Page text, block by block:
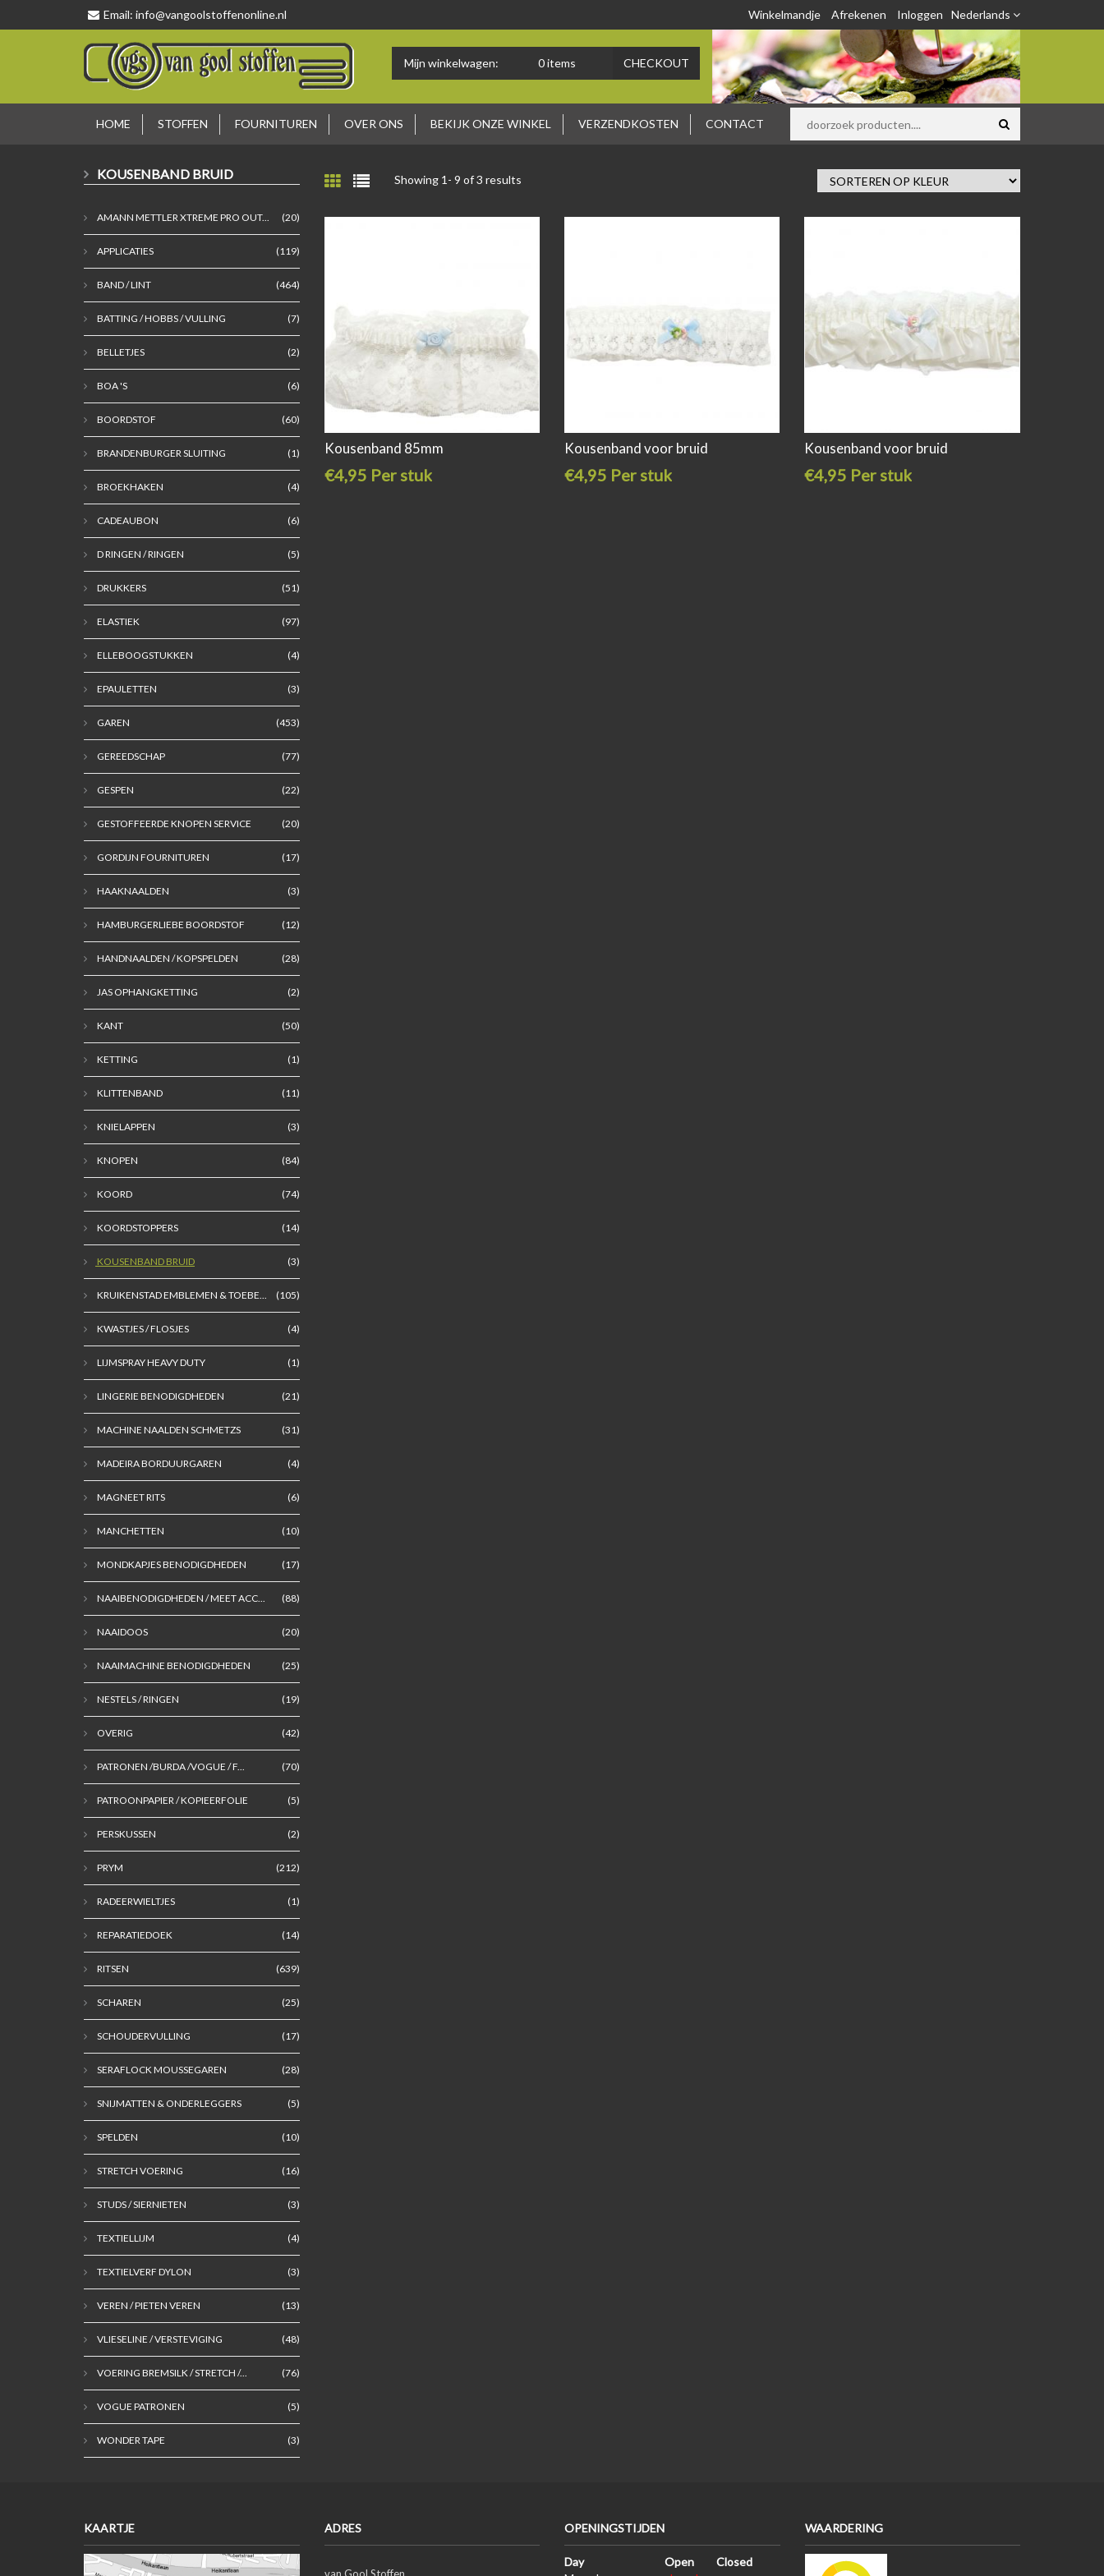
Email: info@vangoolstoffenonline.nl Nederlands
Winkelmandje Afrekenen Inloggen
Mijn winkelwagen: 0items CHECKOUT
HOME STOFFEN FOURNITUREN OVER ONS BEKIJK ONZE WINKEL VERZENDKOSTEN CONTACT
KOUSENBAND BRUID
AMANN METTLER XTREME PRO OUT... (20)
APPLICATIES (119)
BAND / LINT (464)
BATTING / HOBBS / VULLING (7)
BELLETJES (2)
BOA 'S (6)
BOORDSTOF (60)
BRANDENBURGER SLUITING (1)
BROEKHAKEN (4)
CADEAUBON (6)
D RINGEN / RINGEN (5)
DRUKKERS (51)
ELASTIEK (97)
ELLEBOOGSTUKKEN (4)
EPAULETTEN (3)
GAREN (453)
GEREEDSCHAP (77)
GESPEN (22)
GESTOFFEERDE KNOPEN SERVICE (20)
GORDIJN FOURNITUREN (17)
HAAKNAALDEN (3)
HAMBURGERLIEBE BOORDSTOF (12)
HANDNAALDEN / KOPSPELDEN (28)
JAS OPHANGKETTING (2)
KANT (50)
KETTING (1)
KLITTENBAND (11)
KNIELAPPEN (3)
KNOPEN (84)
KOORD (74)
KOORDSTOPPERS (14)
KOUSENBAND BRUID (3)
KRUIKENSTAD EMBLEMEN & TOEBE... (105)
KWASTJES / FLOSJES (4)
LIJMSPRAY HEAVY DUTY (1)
LINGERIE BENODIGDHEDEN (21)
MACHINE NAALDEN SCHMETZS (31)
MADEIRA BORDUURGAREN (4)
MAGNEET RITS (6)
MANCHETTEN (10)
MONDKAPJES BENODIGDHEDEN (17)
NAAIBENODIGDHEDEN / MEET ACC... (88)
NAAIDOOS (20)
NAAIMACHINE BENODIGDHEDEN (25)
NESTELS / RINGEN (19)
OVERIG (42)
PATRONEN /BURDA /VOGUE / F... (70)
PATROONPAPIER / KOPIEERFOLIE (5)
PERSKUSSEN (2)
PRYM (212)
RADEERWIELTJES (1)
REPARATIEDOEK (14)
RITSEN (639)
SCHAREN (25)
SCHOUDERVULLING (17)
SERAFLOCK MOUSSEGAREN (28)
SNIJMATTEN & ONDERLEGGERS (5)
SPELDEN (10)
STRETCH VOERING (16)
STUDS / SIERNIETEN (3)
TEXTIELLIJM (4)
TEXTIELVERF DYLON (3)
VEREN / PIETEN VEREN (13)
VLIESELINE / VERSTEVIGING (48)
VOERING BREMSILK / STRETCH /... (76)
VOGUE PATRONEN (5)
WONDER TAPE (3)
Showing 1- 9 of 3 results
Kousenband 85mm
€4,95 Per stuk
Kousenband voor bruid
€4,95 Per stuk
Kousenband voor bruid
€4,95 Per stuk
KAARTJE ADRES OPENINGSTIJDEN
Day Open
Closed
WAARDERING